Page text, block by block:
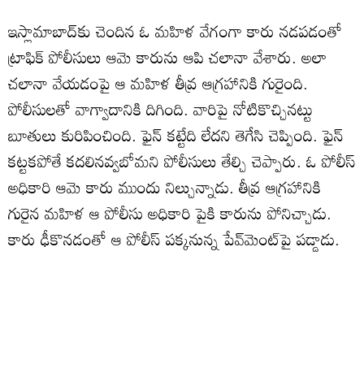
ఇస్లామాబాద్‌కు చెందిన ఓ మహిళ వేగంగా కారు నడపడంతో
ట్రాఫిక్ పోలీసులు ఆమె కారును ఆపి చలానా వేశారు. అలా
చలానా వేయడంపై ఆ మహిళ తీవ్ర ఆగ్రహానికి గురైంది.
పోలీసులతో వాగ్వాదానికి దిగింది. వారిపై నోటికొచ్చినట్టు
బూతులు కురిపించింది. ఫైన్ కట్టేది లేదని తెగేసి చెప్పింది. ఫైన్
కట్టకపోతే కదలినవ్వబోమని పోలీసులు తేల్చి చెప్పారు. ఓ పోలీస్
అధికారి ఆమె కారు ముందు నిల్చున్నాడు. తీవ్ర ఆగ్రహానికి
గురైన మహిళ ఆ పోలీసు అధికారి పైకి కారును పోనిచ్చాడు.
కారు ఢీకొనడంతో ఆ పోలీస్ పక్కనున్న పేవ్‌మెంట్‌పై పడ్డాడు.